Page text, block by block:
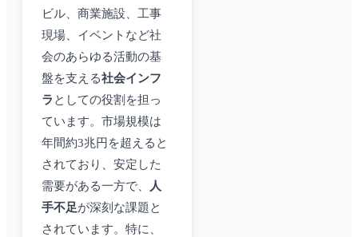
ビル、商業施設、工事
現場、イベントなど社
会のあらゆる活動の基
盤を支える社会インフ
ラ としての役割を担っ
ています。市場規模は
年間約3兆円を超えると
されており、安定した
需要がある一方で、
人
手不足が深刻な課題と
されています。特に、